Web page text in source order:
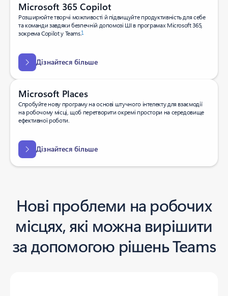
Microsoft 365 Copilot
Розширюйте творчі можливості й підвищуйте продуктивність для себе
та команди завдяки безпечній допомозі ШІ в програмах Microsoft 365,
зокрема Copilot у Teams.1
Дізнайтеся більше
Microsoft Places
Спробуйте нову програму на основі штучного інтелекту для взаємодії
на робочому місці, щоб перетворити окремі простори на середовище
ефективної роботи.
Дізнайтеся більше
Нові проблеми на робочих
місцях, які можна вирішити
за допомогою рішень Teams